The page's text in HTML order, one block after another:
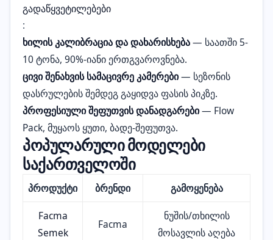
გადაწყვეტილებები
:
ხილის კალიბრაცია და დახარისხება— საათში 5-
10 ტონა, 90%-იანი ერთგვაროვნება.
ცივი შენახვის სამაცივრე კამერები— სეზონის
დასრულების შემდეგ გაყიდვა ფასის პიკზე.
პროფესიული შეფუთვის დანადგარები— Flow
Pack, მუყაოს ყუთი, ბადე-შეფუთვა.
პოპულარული მოდელები
საქართველოში
პროდუქტი ბრენდი გამოყენება
Facma
Semek
Facma
ნუშის/თხილის
მოსავლის აღება